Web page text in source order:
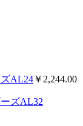
AL24 ￥2,244.00